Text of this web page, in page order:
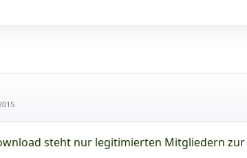
steht nur legitimierten Mitgliedern